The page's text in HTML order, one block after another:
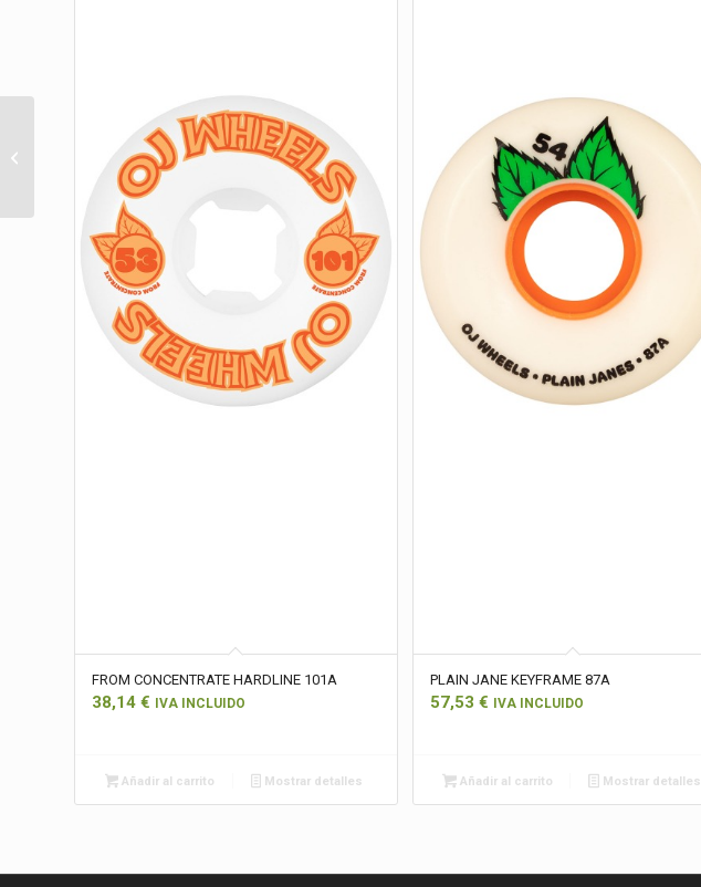
FROM CONCENTRATE HARDLINE 101A
38,14 € IVA INCLUIDO
Añadir al carrito Mostrar detalles
PLAIN JANE KEYFRAME 87A
57,53 € IVA INCLUIDO
Añadir al carrito Mostrar detalles
54MM AXEL CRUSHER
RAMEN ELITE MINI